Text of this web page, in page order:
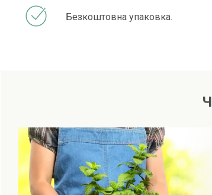
Безкоштовна упаковка.